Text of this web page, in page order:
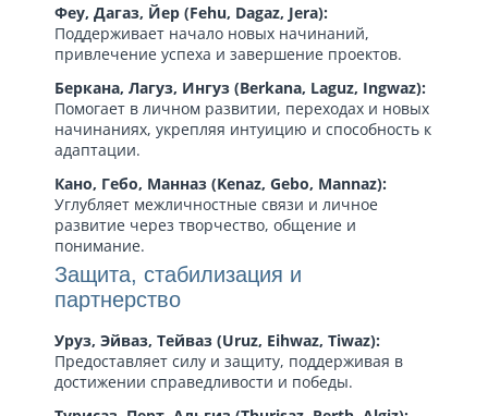
Феу, Дагаз, Йер (Fehu, Dagaz, Jera):
Поддерживает начало новых начинаний,
привлечение успеха и завершение проектов.
Беркана, Лагуз, Ингуз (Berkana, Laguz, Ingwaz):
Помогает в личном развитии, переходах и новых
начинаниях, укрепляя интуицию и способность к
адаптации.
Кано, Гебо, Манназ (Kenaz, Gebo, Mannaz):
Углубляет межличностные связи и личное
развитие через творчество, общение и
понимание.
Защита, стабилизация и
партнерство
Уруз, Эйваз, Тейваз (Uruz, Eihwaz, Tiwaz):
Предоставляет силу и защиту, поддерживая в
достижении справедливости и победы.